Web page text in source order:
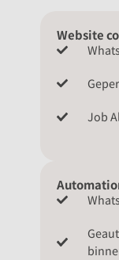
Website
Job